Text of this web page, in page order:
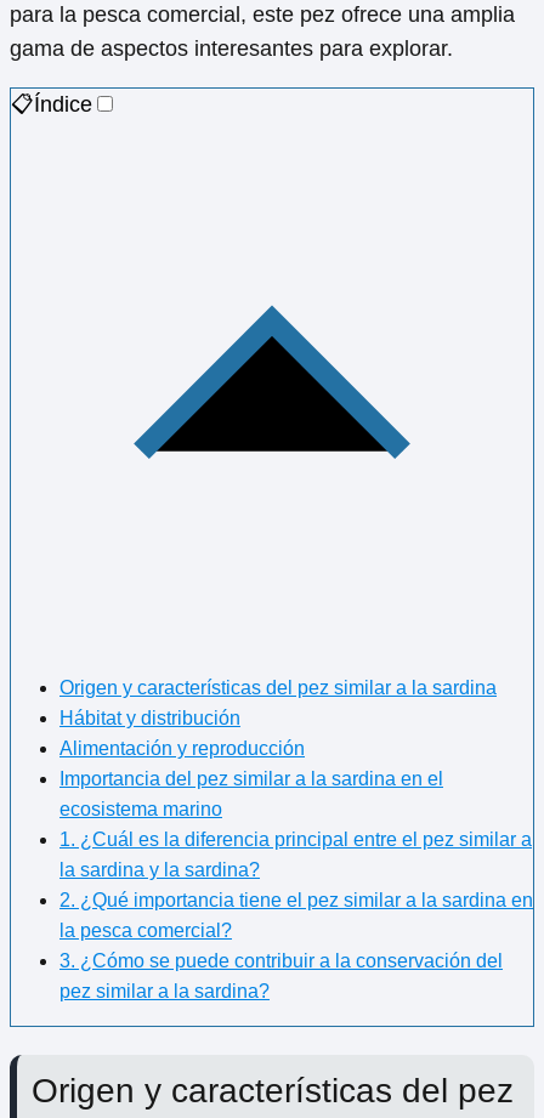
para la pesca comercial, este pez ofrece una amplia
gama de aspectos interesantes para explorar.
📋Índice
Origen y características del pez similar a la sardina
Hábitat y distribución
Alimentación y reproducción
Importancia del pez similar a la sardina en el
ecosistema marino
1. ¿Cuál es la diferencia principal entre el pez similar a
la sardina y la sardina?
2. ¿Qué importancia tiene el pez similar a la sardina en
la pesca comercial?
3. ¿Cómo se puede contribuir a la conservación del
pez similar a la sardina?
Origen y características del pez